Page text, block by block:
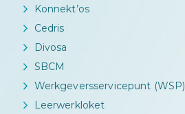
Konnekt’os
Cedris
Divosa
SBCM
Werkgeversservicepunt (WSP)
Leerwerkloket